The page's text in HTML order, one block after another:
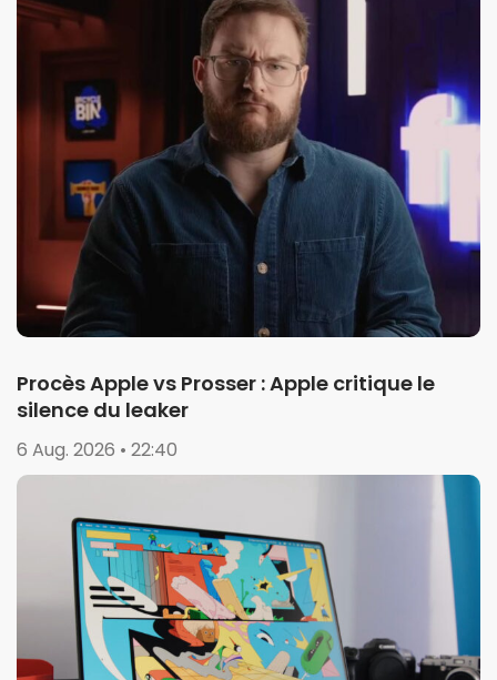
Procès Apple vs Prosser : Apple critique le
silence du leaker
6 Aug. 2026 • 22:40